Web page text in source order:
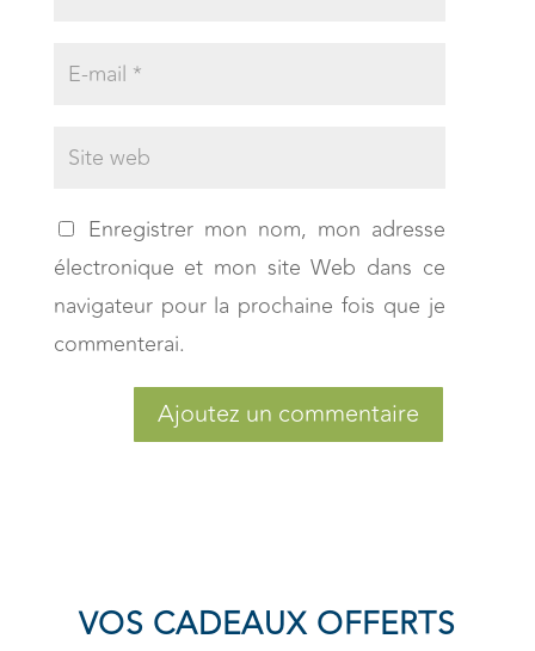
Enregistrer mon nom, mon adresse
électronique et mon site Web dans ce
navigateur pour la prochaine fois que je
commenterai.
Ajoutez un commentaire
VOS CADEAUX OFFERTS